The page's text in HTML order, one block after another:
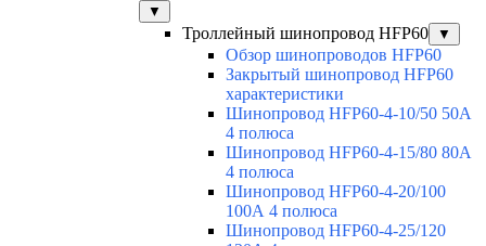
▼
Троллейный шинопровод HFP60 ▼
Обзор шинопроводов HFP60
Закрытый шинопровод HFP60
характеристики
Шинопровод HFP60-4-10/50 50А
4 полюса
Шинопровод HFP60-4-15/80 80А
4 полюса
Шинопровод HFP60-4-20/100
100А 4 полюса
Шинопровод HFP60-4-25/120